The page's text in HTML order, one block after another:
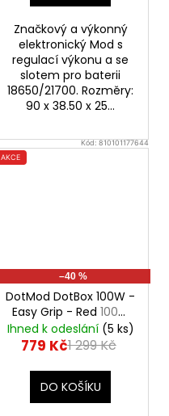
Značkový a výkonný
elektronický Mod s
regulací výkonu a se
slotem pro baterii
18650/21700. Rozměry:
90 x 38.50 x 25...
Kód: 810101177644
AKCE
–40 %
DotMod DotBox 100W -
Easy Grip - Red 100W
Mod
Ihned k odeslání (5 ks)
779 Kč1 299 Kč
DO KOŠÍKU